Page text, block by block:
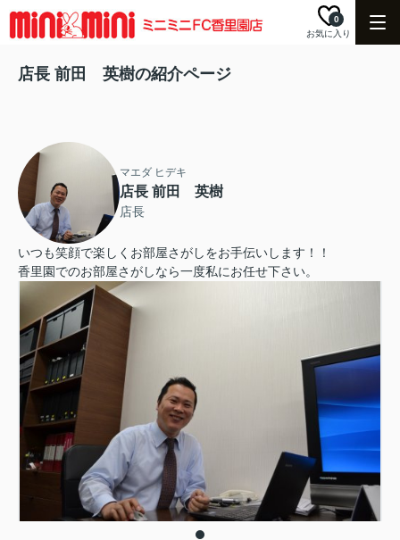
お気に入り
0
店長 前田 英樹の紹介ページ
マエダ ヒデキ
店長 前田 英樹
店長
いつも笑顔で楽しくお部屋さがしをお手伝いします！！
香里園でのお部屋さがしなら一度私にお任せ下さい。